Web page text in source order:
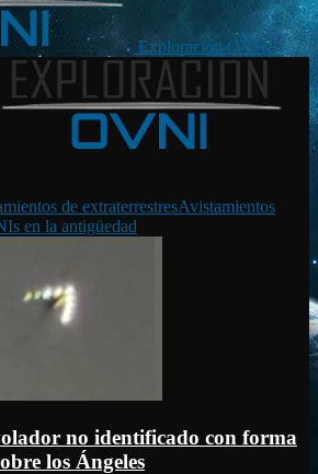
Exploración OVNI
de extraterrestresAvistamientos
en la antigüedad
no identificado con forma
los Ángeles